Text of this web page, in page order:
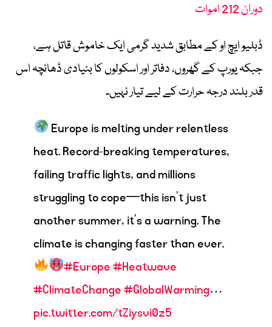
دوران 212 اموات
ڈبلیو ایچ او کے مطابق شدید گرمی ایک خاموش قاتل ہے،
جبکہ یورپ کے گھروں، دفاتر اور اسکولوں کا بنیادی ڈھانچہ اس
قدر بلند درجہ حرارت کے لیے تیار نہیں۔
Europe is melting under relentless
heat. Record-breaking temperatures,
failing traffic lights, and millions
struggling to cope—this isn’t just
another summer, it’s a warning. The
climate is changing faster than ever.
#Europe#Heatwave
#ClimateChange#GlobalWarming…
pic.twitter.com/tZiysvi0z5